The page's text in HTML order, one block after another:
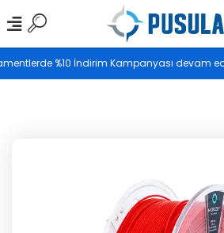
Saat 17.00’ye kadar vereceğiniz
kargoya teslim edilir.
%10 İndirim Kampanyası devam